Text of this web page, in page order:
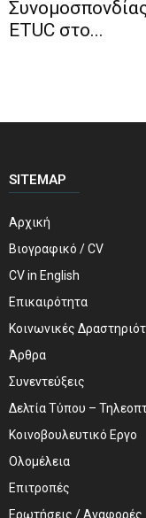
ETUC στο...
SITEMAP
Αρχική
Βιογραφικό / CV
CV in English
Επικαιρότητα
Κοινωνικές
Άρθρα
Συνεντεύξεις
Δελτία Τύπου –
Κοινοβουλευτικό Εργο
Ολομέλεια
Επιτροπές
Ερωτήσεις / Αναφορές